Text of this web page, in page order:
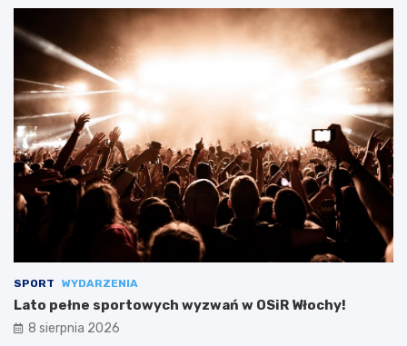
SPORT WYDARZENIA
Lato pełne sportowych wyzwań w OSiR Włochy!
8 sierpnia 2026